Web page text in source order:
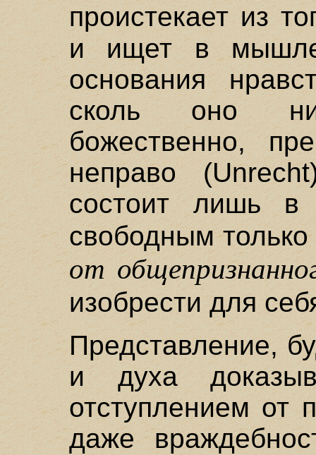
проистекает из
и ищет в
основания
сколь оно
божественно,
неправо
состоит лишь
свободным только
от
изобрести для
Представление,
и духа
отступлением от
даже